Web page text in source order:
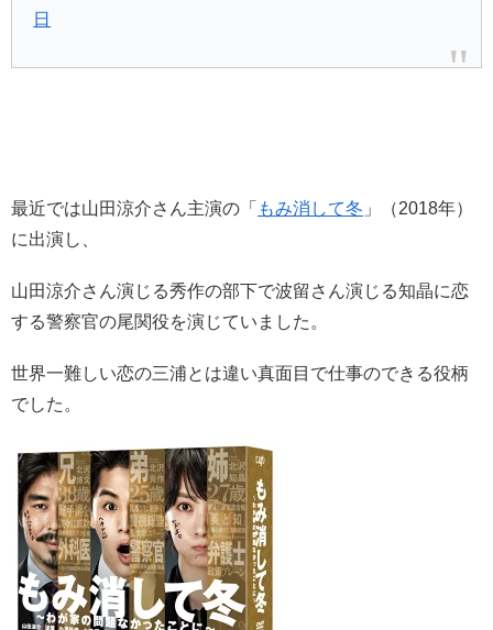
日
最近では山田涼介さん主演の「 もみ消して冬 」（2018年）
に出演し、
山田涼介さん演じる秀作の部下で波留さん演じる知晶に恋
する警察官の尾関役を演じていました。
世界一難しい恋の三浦とは違い真面目で仕事のできる役柄
でした。